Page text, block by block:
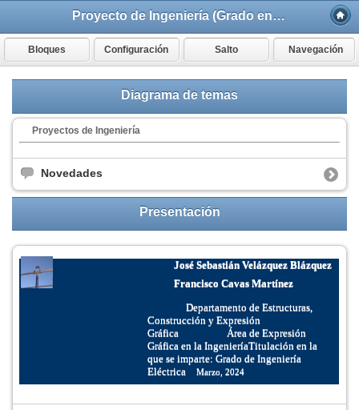
Proyecto de Ingeniería (Grado en Ingeniería Eléctrica)
Bloques Configuración Salto Navegación
Diagrama de temas
Proyectos de Ingeniería
Novedades
Presentación
José Sebastián Velázquez Blázquez
Francisco Cavas Martínez
Departamento de Estructuras,
Construcción y Expresión
Gráfica
Área de Expresión
Gráfica en la IngenieríaTitulación en la
que se imparte: Grado de Ingeniería
Eléctrica
Marzo, 2024